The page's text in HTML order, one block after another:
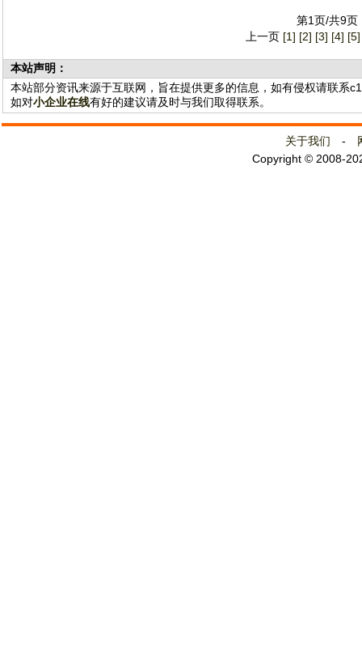
第1页/共9
上一页 [1] [2] [3] [4] [5]
本站声明：
本站部分资讯来源于互联网，旨在提供更多的信息，如有侵权请联系
如对小企业在线有好的建议请及时与我们取得联系。
关于我们 -
Copyright © 2008-